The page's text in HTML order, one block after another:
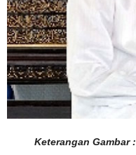
Keterangan Gambar :